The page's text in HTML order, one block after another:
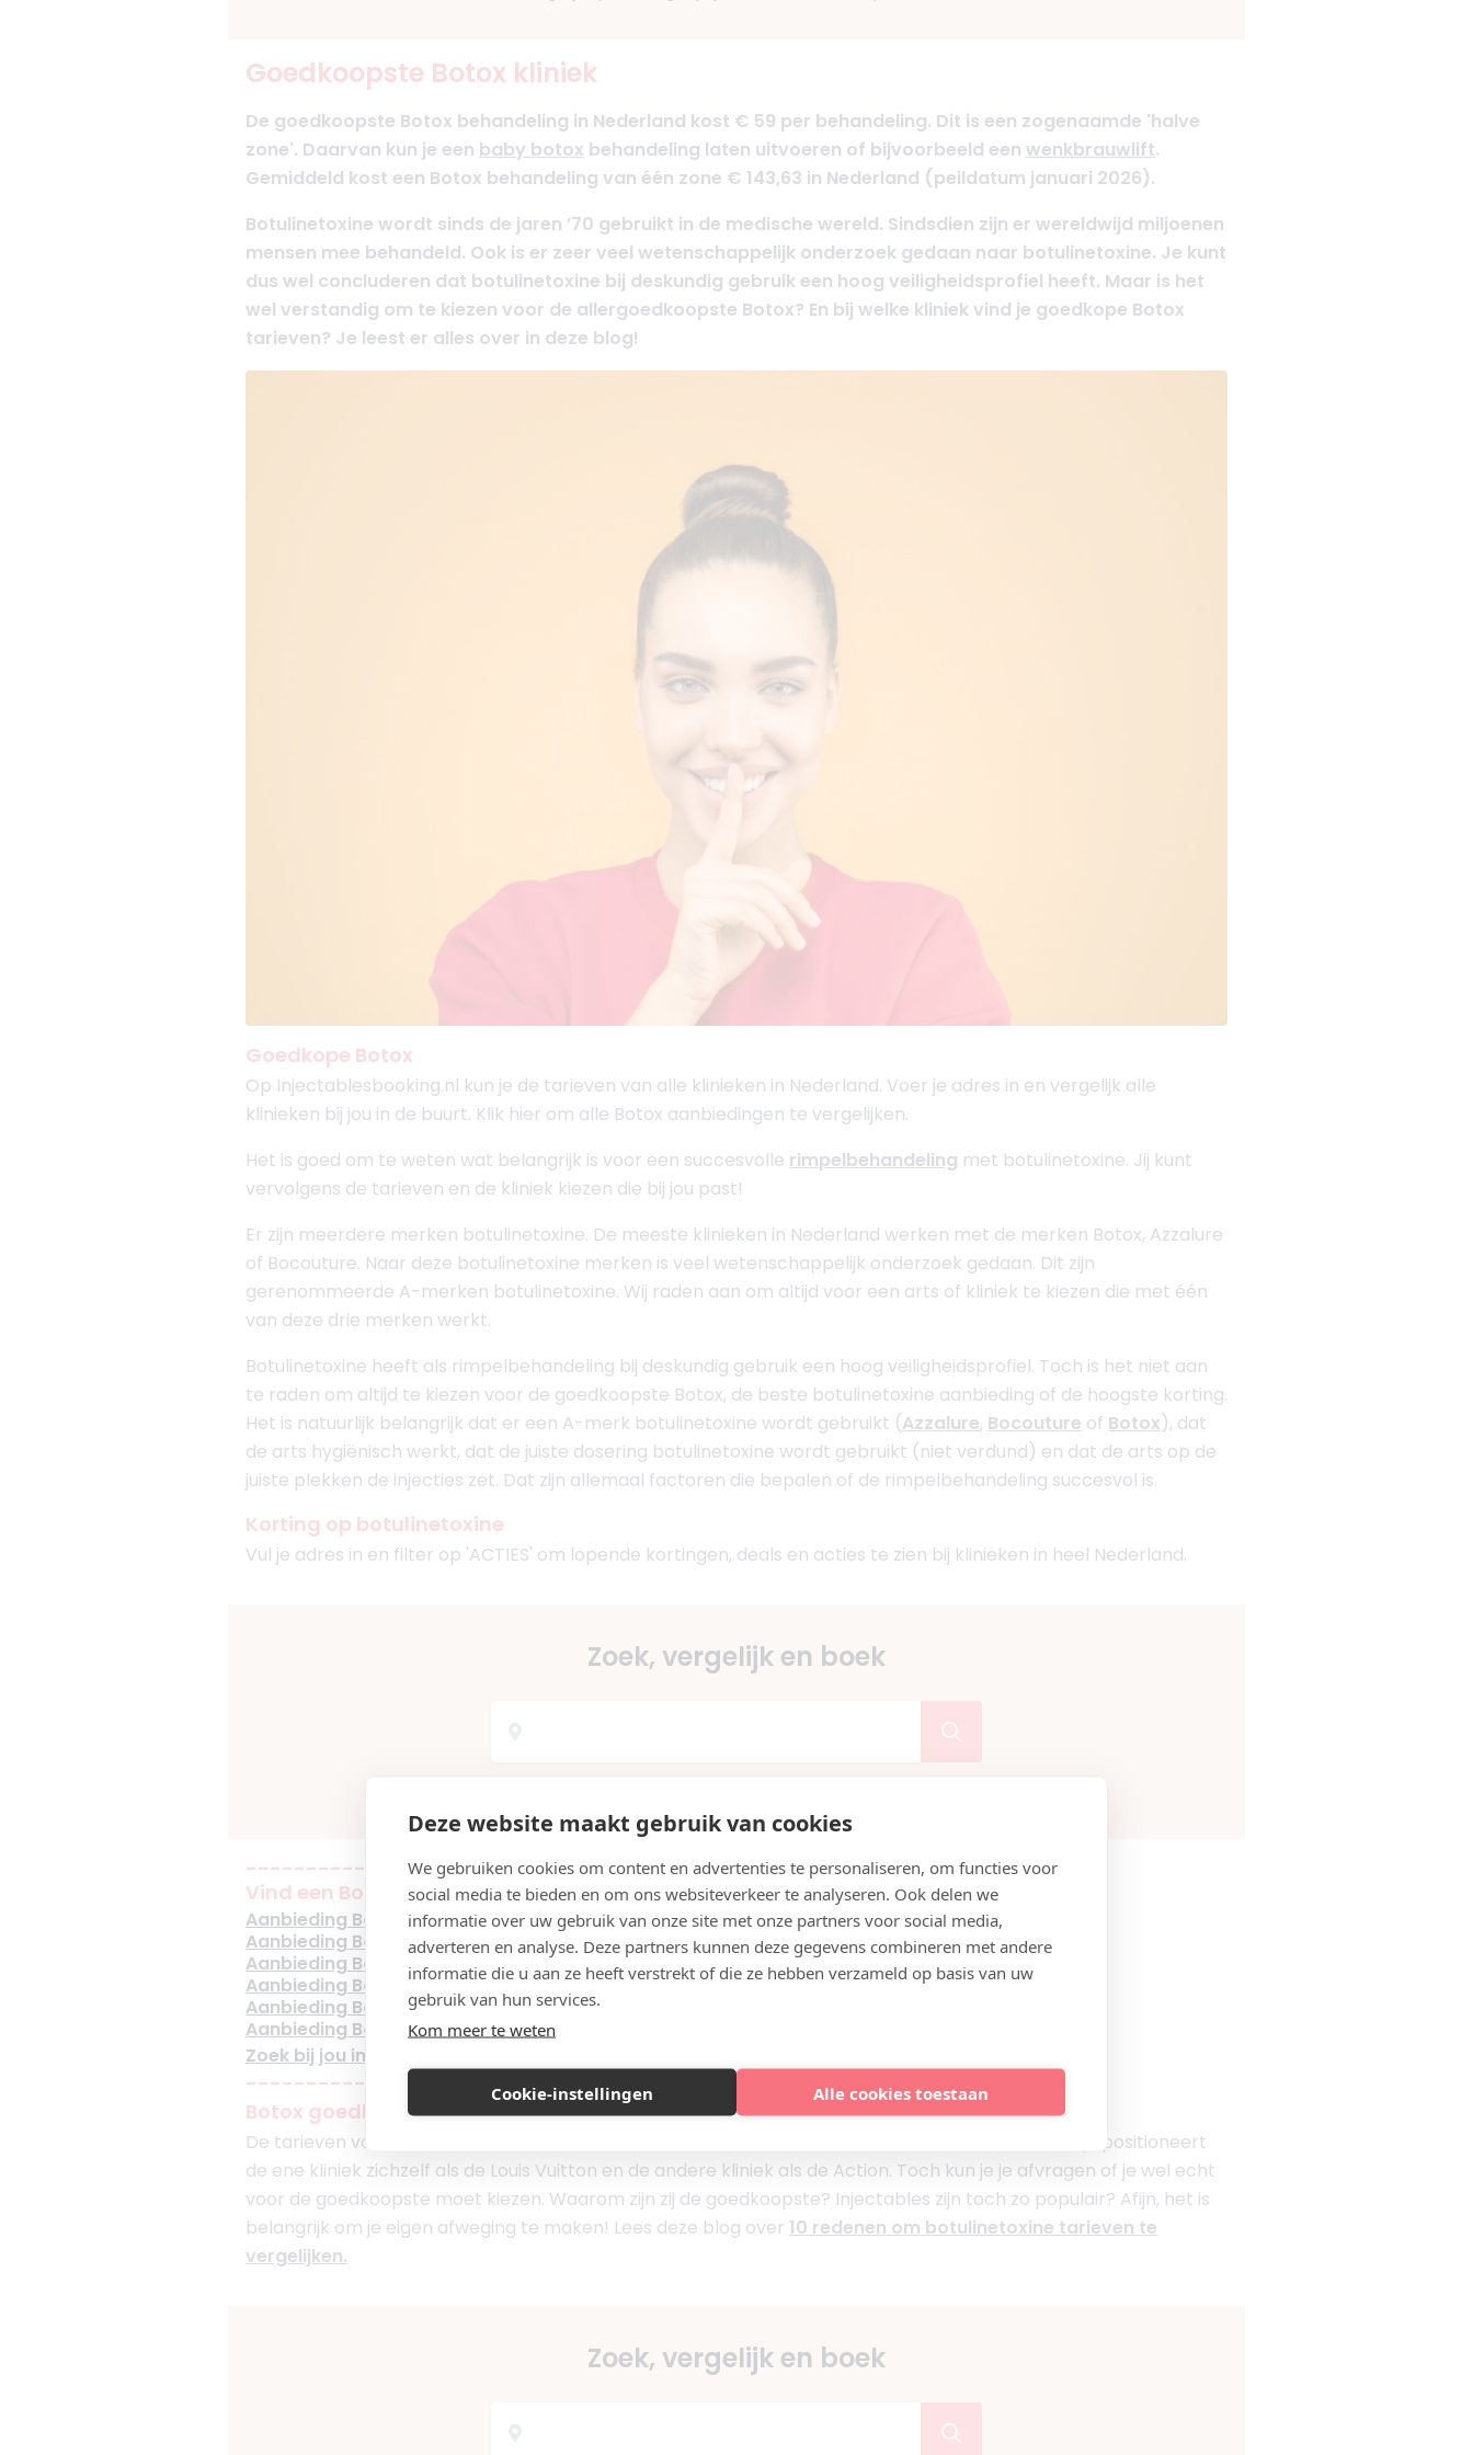
Deze website maakt gebruik van cookies
We gebruiken cookies om content en advertenties te personaliseren, om functies voor
social media te bieden en om ons websiteverkeer te analyseren. Ook delen we
informatie over uw gebruik van onze site met onze partners voor social media,
adverteren en analyse. Deze partners kunnen deze gegevens combineren met andere
informatie die u aan ze heeft verstrekt of die ze hebben verzameld op basis van uw
gebruik van hun services.
Kom meer te weten
Cookie-instellingen Alle cookies toestaan
Goedkoopste Botox kliniek
De goedkoopste Botox behandeling in Nederland kost € 59 per behandeling. Dit is een zogenaamde 'halve
zone'. Daarvan kun je een baby botox behandeling laten uitvoeren of bijvoorbeeld een wenkbrauwlift.
Gemiddeld kost een Botox behandeling van één zone € 143,63 in Nederland (peildatum januari 2026).
Botulinetoxine wordt sinds de jaren ’70 gebruikt in de medische wereld. Sindsdien zijn er wereldwijd miljoenen
mensen mee behandeld. Ook is er zeer veel wetenschappelijk onderzoek gedaan naar botulinetoxine. Je kunt
dus wel concluderen dat botulinetoxine bij deskundig gebruik een hoog veiligheidsprofiel heeft. Maar is het
wel verstandig om te kiezen voor de allergoedkoopste Botox? En bij welke kliniek vind je goedkope Botox
tarieven? Je leest er alles over in deze blog!
Goedkope Botox
Op Injectablesbooking.nl kun je de tarieven van alle klinieken in Nederland. Voer je adres in en vergelijk alle
klinieken bij jou in de buurt. Klik hier om alle Botox aanbiedingen te vergelijken.
Het is goed om te weten wat belangrijk is voor een succesvolle rimpelbehandeling met botulinetoxine. Jij kunt
vervolgens de tarieven en de kliniek kiezen die bij jou past!
Er zijn meerdere merken botulinetoxine. De meeste klinieken in Nederland werken met de merken Botox, Azzalure
of Bocouture. Naar deze botulinetoxine merken is veel wetenschappelijk onderzoek gedaan. Dit zijn
gerenommeerde A-merken botulinetoxine. Wij raden aan om altijd voor een arts of kliniek te kiezen die met één
van deze drie merken werkt.
Botulinetoxine heeft als rimpelbehandeling bij deskundig gebruik een hoog veiligheidsprofiel. Toch is het niet aan
te raden om altijd te kiezen voor de goedkoopste Botox, de beste botulinetoxine aanbieding of de hoogste korting.
Het is natuurlijk belangrijk dat er een A-merk botulinetoxine wordt gebruikt (Azzalure, Bocouture of Botox), dat
de arts hygiënisch werkt, dat de juiste dosering botulinetoxine wordt gebruikt (niet verdund) en dat de arts op de
juiste plekken de injecties zet. Dat zijn allemaal factoren die bepalen of de rimpelbehandeling succesvol is.
Korting op botulinetoxine
Vul je adres in en filter op 'ACTIES' om lopende kortingen, deals en acties te zien bij klinieken in heel Nederland.
Zoek, vergelijk en boek
-----------------------
Vind een Botox aanbieding bij jou in de buurt
Aanbieding Botox Groningen
Aanbieding Botox Eindhoven
Aanbieding Botox Amsterdam
Aanbieding Botox Utrecht
Aanbieding Botox Den Haag
Aanbieding Botox Rotterdam
Zoek bij jou in de buurt (klik hier)
-----------------------
Botox goedkoop
De tarieven voor één zone botuline toxine variëren in Nederland tussen de € 80 en € 250. Natuurlijk positioneert
de ene kliniek zichzelf als de Louis Vuitton en de andere kliniek als de Action. Toch kun je je afvragen of je wel echt
voor de goedkoopste moet kiezen. Waarom zijn zij de goedkoopste? Injectables zijn toch zo populair? Afijn, het is
belangrijk om je eigen afweging te maken! Lees deze blog over 10 redenen om botulinetoxine tarieven te
vergelijken.
Zoek, vergelijk en boek